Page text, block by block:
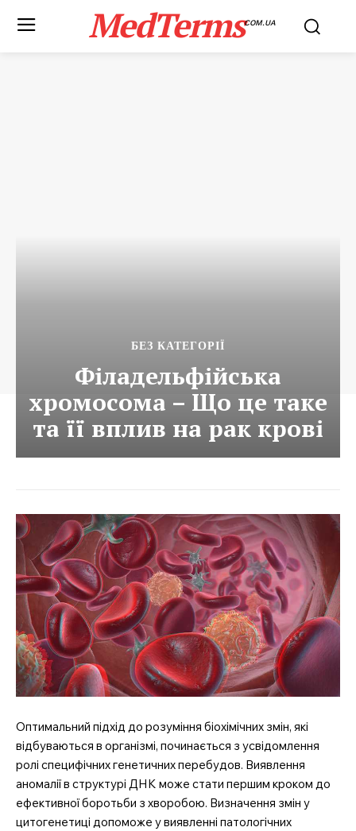
MedTermsCOM.UA
БЕЗ КАТЕГОРІЇ
Філадельфійська
хромосома – Що це таке
та її вплив на рак крові
Оптимальний підхід до розуміння біохімічних змін, які
відбуваються в організмі, починається з усвідомлення
ролі специфічних генетичних перебудов. Виявлення
аномалії в структурі ДНК може стати першим кроком до
ефективної боротьби з хворобою. Визначення змін у
цитогенетиці допоможе у виявленні патологічних